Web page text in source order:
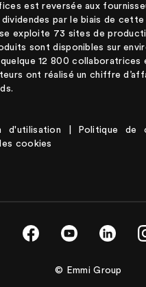
est reversée aux
par le biais de
exploite 73 sites de
sont disponibles sur
quelque 12 800 collaboratrices
ont réalisé un chiffre
d'utilisation Politique de
cookies
© Emmi Group